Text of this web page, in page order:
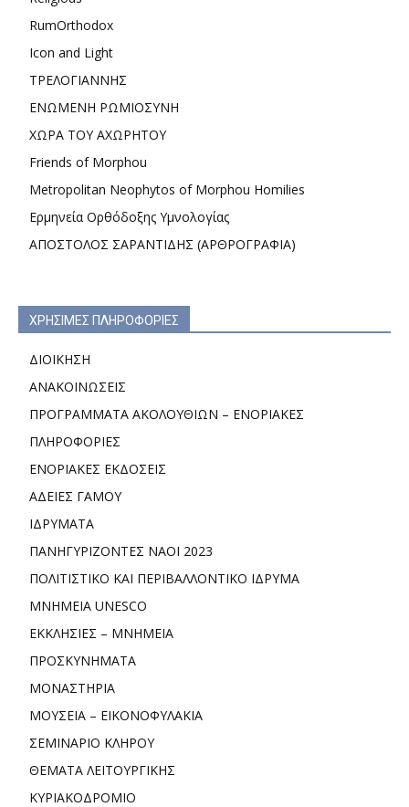
RumOrthodox
Icon and Light
ΤΡΕΛΟΓΙΑΝΝΗΣ
ΕΝΩΜΕΝΗ ΡΩΜΙΟΣΥΝΗ
ΧΩΡΑ ΤΟΥ ΑΧΩΡΗΤΟΥ
Friends of Morphou
Metropolitan Neophytos of Morphou Homilies
Ερμηνεία Ορθόδοξης Υμνολογίας
ΑΠΟΣΤΟΛΟΣ ΣΑΡΑΝΤΙΔΗΣ (ΑΡΘΡΟΓΡΑΦΙΑ)
ΧΡΗΣΙΜΕΣ ΠΛΗΡΟΦΟΡΙΕΣ
ΔΙΟΙΚΗΣΗ
ΑΝΑΚΟΙΝΩΣΕΙΣ
ΠΡΟΓΡΑΜΜΑΤΑ ΑΚΟΛΟΥΘΙΩΝ – ΕΝΟΡΙΑΚΕΣ
ΠΛΗΡΟΦΟΡΙΕΣ
ΕΝΟΡΙΑΚΕΣ ΕΚΔΟΣΕΙΣ
ΑΔΕΙΕΣ ΓΑΜΟΥ
ΙΔΡΥΜΑΤΑ
ΠΑΝΗΓΥΡΙΖΟΝΤΕΣ ΝΑΟΙ 2023
ΠΟΛΙΤΙΣΤΙΚΟ ΚΑΙ ΠΕΡΙΒΑΛΛΟΝΤΙΚΟ ΙΔΡΥΜΑ
ΜΝΗΜΕΙΑ UNESCO
ΕΚΚΛΗΣΙΕΣ – ΜΝΗΜΕΙΑ
ΠΡΟΣΚΥΝΗΜΑΤΑ
ΜΟΝΑΣΤΗΡΙΑ
ΜΟΥΣΕΙΑ – ΕΙΚΟΝΟΦΥΛΑΚΙΑ
ΣΕΜΙΝΑΡΙΟ ΚΛΗΡΟΥ
ΘΕΜΑΤΑ ΛΕΙΤΟΥΡΓΙΚΗΣ
ΚΥΡΙΑΚΟΔΡΟΜΙΟ